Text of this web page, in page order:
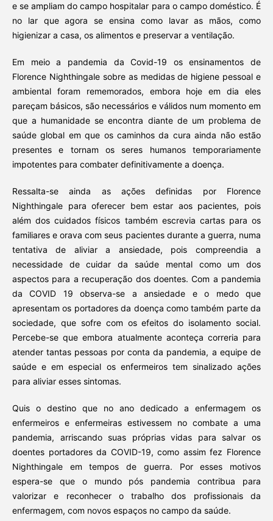
e se ampliam do campo hospitalar para o campo doméstico. É
no lar que agora se ensina como lavar as mãos, como
higienizar a casa, os alimentos e preservar a ventilação.
Em meio a pandemia da Covid-19 os ensinamentos de
Florence Nighthingale sobre as medidas de higiene pessoal e
ambiental foram rememorados, embora hoje em dia eles
pareçam básicos, são necessários e válidos num momento em
que a humanidade se encontra diante de um problema de
saúde global em que os caminhos da cura ainda não estão
presentes e tornam os seres humanos temporariamente
impotentes para combater definitivamente a doença.
Ressalta-se ainda as ações definidas por Florence
Nighthingale para oferecer bem estar aos pacientes, pois
além dos cuidados físicos também escrevia cartas para os
familiares e orava com seus pacientes durante a guerra, numa
tentativa de aliviar a ansiedade, pois compreendia a
necessidade de cuidar da saúde mental como um dos
aspectos para a recuperação dos doentes. Com a pandemia
da COVID 19 observa-se a ansiedade e o medo que
apresentam os portadores da doença como também parte da
sociedade, que sofre com os efeitos do isolamento social.
Percebe-se que embora atualmente aconteça correria para
atender tantas pessoas por conta da pandemia, a equipe de
saúde e em especial os enfermeiros tem sinalizado ações
para aliviar esses sintomas.
Quis o destino que no ano dedicado a enfermagem os
enfermeiros e enfermeiras estivessem no combate a uma
pandemia, arriscando suas próprias vidas para salvar os
doentes portadores da COVID-19, como assim fez Florence
Nighthingale em tempos de guerra. Por esses motivos
espera-se que o mundo pós pandemia contribua para
valorizar e reconhecer o trabalho dos profissionais da
enfermagem, com novos espaços no campo da saúde.